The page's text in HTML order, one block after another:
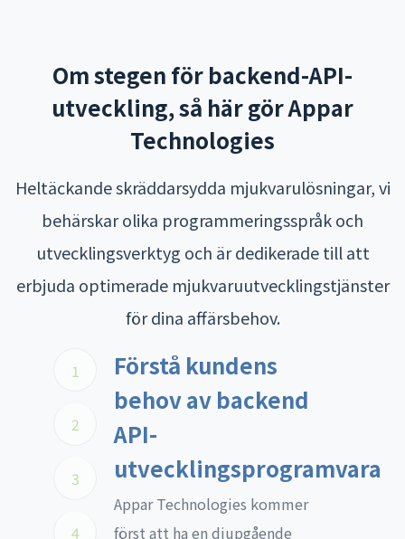
Om stegen för backend-API-
utveckling, så här gör Appar
Technologies
Heltäckande skräddarsydda mjukvarulösningar, vi
behärskar olika programmeringsspråk och
utvecklingsverktyg och är dedikerade till att
erbjuda optimerade mjukvaruutvecklingstjänster
för dina affärsbehov.
1
2
3
4
Förstå kundens
behov av backend
API-
utvecklingsprogramvara
Appar Technologies kommer
först att ha en djupgående